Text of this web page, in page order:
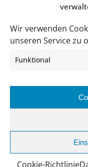
Wir verwenden
unseren Service zu
Funktional
Cookie-Richtlinie
HAK/HAS Bad
06132 235 62 |